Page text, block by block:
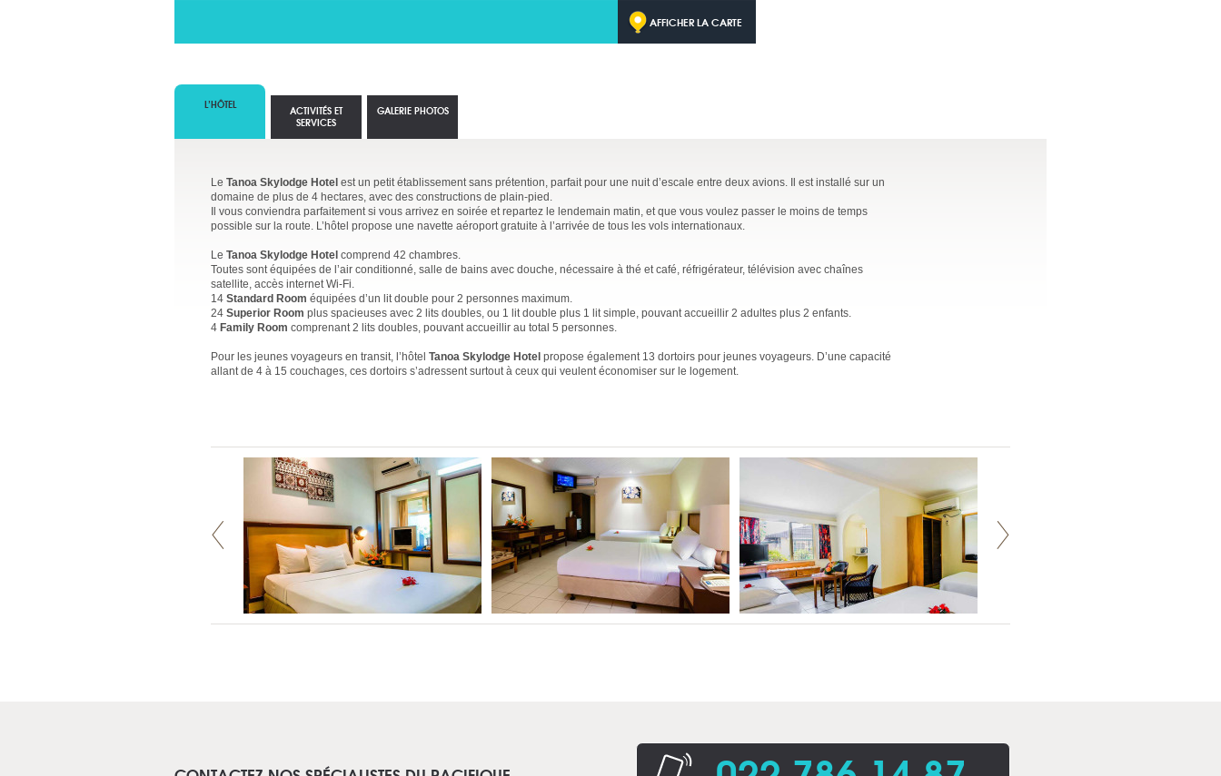
AFFICHER LA CARTE
L’HÔTEL
Le Tanoa Skylodge Hotel est un petit établissement sans prétention, parfait pour une nuit d’escale entre deux avions. Il est installé sur un
domaine de plus de 4 hectares, avec des constructions de plain-pied.
Il vous conviendra parfaitement si vous arrivez en soirée et repartez le lendemain matin, et que vous voulez passer le moins de temps
possible sur la route. L’hôtel propose une navette aéroport gratuite à l’arrivée de tous les vols internationaux.
Le Tanoa Skylodge Hotel comprend 42 chambres.
Toutes sont équipées de l’air conditionné, salle de bains avec douche, nécessaire à thé et café, réfrigérateur, télévision avec chaînes
satellite, accès internet Wi-Fi.
14 Standard Room équipées d’un lit double pour 2 personnes maximum.
24 Superior Room plus spacieuses avec 2 lits doubles, ou 1 lit double plus 1 lit simple, pouvant accueillir 2 adultes plus 2 enfants.
4 Family Room comprenant 2 lits doubles, pouvant accueillir au total 5 personnes.
Pour les jeunes voyageurs en transit, l’hôtel Tanoa Skylodge Hotel propose également 13 dortoirs pour jeunes voyageurs. D’une capacité
allant de 4 à 15 couchages, ces dortoirs s’adressent surtout à ceux qui veulent économiser sur le logement.
ACTIVITÉS ET
SERVICES
GALERIE PHOTOS